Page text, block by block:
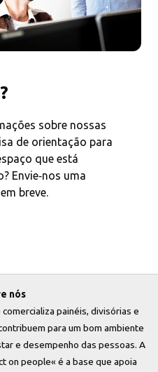
sobre nossas
de orientação para
que está
Envie‑nos uma
breve.
nós
painéis, divisórias e
para um bom ambiente
e desempenho das pessoas. A
on people« é a base que apoia